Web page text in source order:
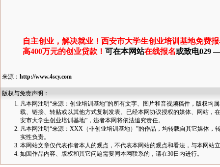
自主创业，解决就业！西安市大学生创业培训基地免费
高400万元的创业贷款！ 可在本网站在线报名或致电029 —
来源： http://www.4scy.com
版权与免责声明：
凡本网注明“来源：创业培训基地”的所有文字、图片和音视频稿件，版权均
载、链接、转贴或以其他方式复制发表。已经本网协议授权的媒体、网站，
安市大学生创业培训基地”，违者本网将依法追究责任。
凡本网注明“来源：XXX（非创业培训基地）”的作品，均转载自其它媒体
实性负责。
本网站文章仅代表作者本人的观点，不代表本网站的观点和看法，与本网站
如因作品内容、版权和其它问题需要同本网联系的，请在30日内进行。